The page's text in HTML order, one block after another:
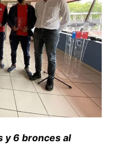
y 6 bronces al